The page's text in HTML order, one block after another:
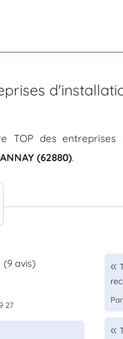
TOP des entreprises
ANNAY (62880).
(9 avis)
27
Par